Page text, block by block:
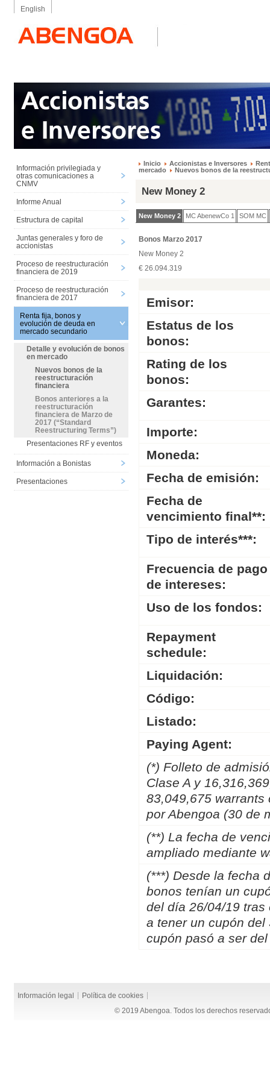
English
Información privilegiada y
otras comunicaciones a
CNMV
Informe Anual
Estructura de capital
Juntas generales y foro de
accionistas
Proceso de reestructuración
financiera de 2019
Proceso de reestructuración
financiera de 2017
Renta fija, bonos y
evolución de deuda en
mercado secundario
Detalle y evolución de bonos
en mercado
Nuevos bonos de la
reestructuración
financiera
Bonos anteriores a la
reestructuración
financiera de Marzo de
2017 (“Standard
Reestructuring Terms”)
Presentaciones RF y eventos
Información a Bonistas
Presentaciones
Inicio Accionistas e Inversores
mercado
Nuevos bonos de la
New Money 2
New Money 2 MC AbenewCo 1 SOM MC
Bonos Marzo 2017
New Money 2
€ 26.094.319
Emisor:
Estatus de los
bonos:
Rating de los
bonos:
Garantes:
Importe:
Moneda:
Fecha de emisión:
Fecha de
vencimiento final**:
Tipo de interés***:
Frecuencia de pago
de intereses:
Uso de los fondos:
Repayment
schedule:
Liquidación:
Código:
Listado:
Paying Agent:
(*) Folleto de
Clase A y
83,049,675 warrants
por Abengoa (30 de
(**) La fecha de
ampliado mediante
(***) Desde la fecha
bonos tenían un
del día 26/04/19 tras
a tener un cupón del
cupón pasó a ser
Información legal Política de cookies
© 2019 Abengoa. Todos los derechos